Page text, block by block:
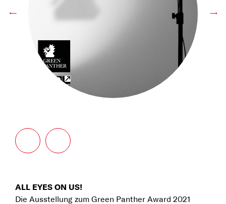
← →
ALL EYES ON US!
Die Ausstellung zum Green Panther Award 2021